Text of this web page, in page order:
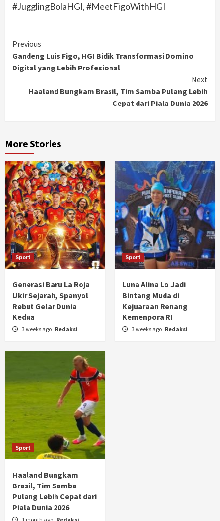
#JugglingBolaHGI, #MeetFigoWithHGI
Continue
Reading
Previous
Gandeng Luis Figo, HGI Bidik Transformasi Domino
Digital yang Lebih Profesional
Next
Haaland Bungkam Brasil, Tim Samba Pulang Lebih
Cepat dari Piala Dunia 2026
More Stories
Sport
Generasi Baru La Roja
Ukir Sejarah, Spanyol
Rebut Gelar Dunia
Kedua
3 weeks ago Redaksi
Sport
Luna Alina Lo Jadi
Bintang Muda di
Kejuaraan Renang
Kemenpora RI
3 weeks ago Redaksi
Sport
Haaland Bungkam
Brasil, Tim Samba
Pulang Lebih Cepat dari
Piala Dunia 2026
1 month ago Redaksi